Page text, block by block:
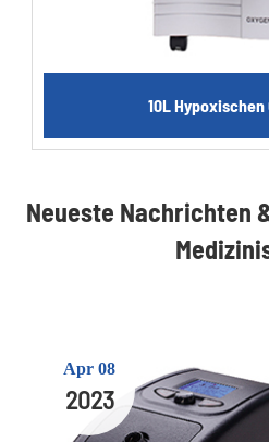
10L
Neueste Nachrichten
Apr 08
2023